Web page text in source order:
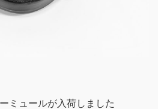
ミュールが入荷しました